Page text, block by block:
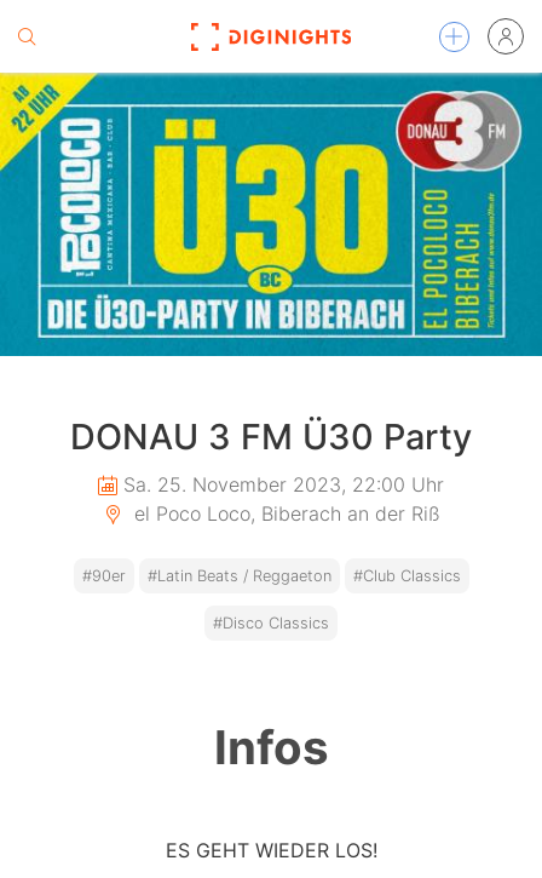
DONAU 3 FM Ü30 Party
Sa. 25. November 2023, 22:00 Uhr
el Poco Loco, Biberach an der Riß
#90er #Latin Beats / Reggaeton #Club Classics
#Disco Classics
Infos
ES GEHT WIEDER LOS!